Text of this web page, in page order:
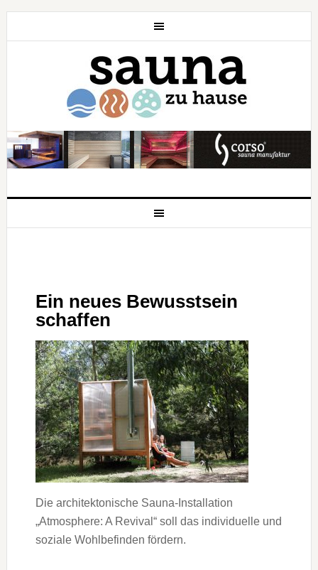
Ein neues Bewusstsein
schaffen
Die architektonische Sauna-Installation
„Atmosphere: A Revival“ soll das individuelle und
soziale Wohlbefinden fördern.